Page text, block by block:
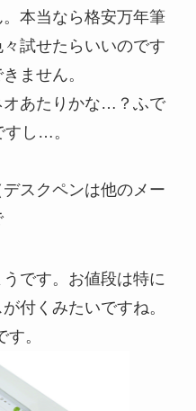
本当なら格安万年筆
試せたらいいのです
ません。
オあたりかな…？ふで
し…。
スクペンは他のメー
です。お値段は特に
付くみたいですね。
。